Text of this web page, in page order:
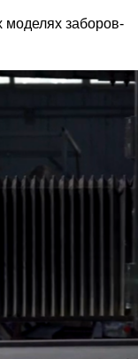
моделях заборов-